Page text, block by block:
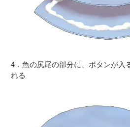
4．魚の尻尾の部分に、ボタンが入
れる